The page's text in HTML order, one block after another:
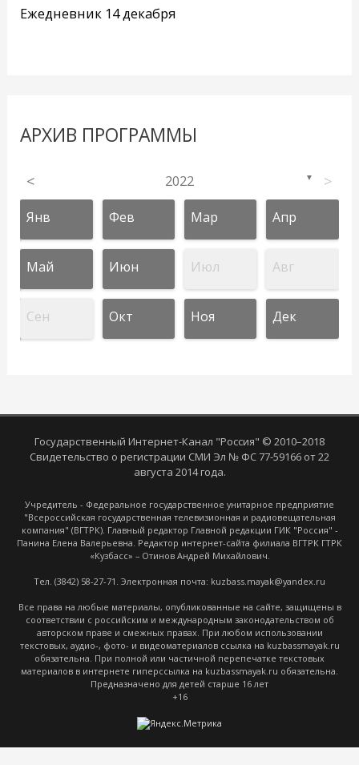
Ежедневник 14 декабря
АРХИВ ПРОГРАММЫ
< 2022 ▼ >
Янв Фев Мар Апр
Май Июн Июл Авг
Сен Окт Ноя Дек
Государственный Интернет-Канал "Россия" © 2010–2018
Свидетельство о регистрации СМИ Эл № ФС 77-59166 от 22
августа 2014 года.
Учредитель - Федеральное государственное унитарное предприятие
"Всероссийская государственная телевизионная и радиовещательная
компания" (ВГТРК). Главный редактор Главной редакции ГИК "Россия" -
Панина Елена Валерьевна. Редактор интернет-сайта филиала ВГТРК ГТРК
«Кузбасс» – Отинов Андрей Михайлович.
Тел. (3842) 58-27-71. Электронная почта: kuzbass.mayak@yandex.ru
Все права на любые материалы, опубликованные на сайте, защищены в
соответствии с российским и международным законодательством об
авторском праве и смежных правах. При любом использовании
текстовых, аудио-, фото- и видеоматериалов ссылка на kuzbassmayak.ru
обязательна. При полной или частичной перепечатке текстовых
материалов в интернете гиперссылка на kuzbassmayak.ru обязательна.
Предназначено для детей старше 16 лет
+16